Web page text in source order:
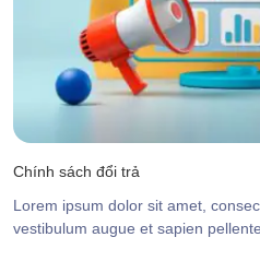
Chính sách đổi trả
Lorem ipsum dolor sit amet,
vestibulum augue et sapien